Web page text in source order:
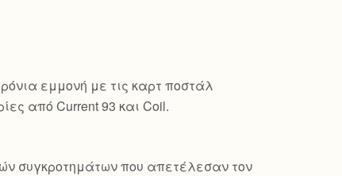
εμμονή με τις καρτ ποστάλ
από Current 93 και Coil.
συγκροτημάτων που απετέλεσαν τον